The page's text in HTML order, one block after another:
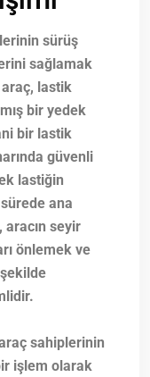
sürüş
sağlamak
lastik
bir yedek
bir lastik
güvenli
lastiğin
ana
seyir
önlemek ve
sahiplerinin
işlem olarak